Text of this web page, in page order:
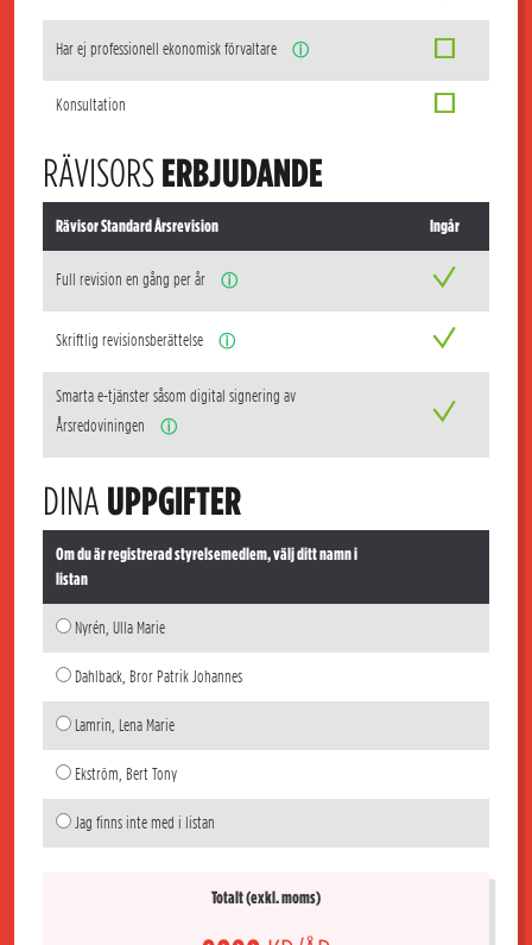
Har ej professionell ekonomisk förvaltare ⓘ
Konsultation
RÄVISORSERBJUDANDE
Rävisor Standard Årsrevision Ingår
Full revision en gång per år ⓘ
Skriftlig revisionsberättelse ⓘ
Smarta e-tjänster såsom digital signering av
Årsredoviningen
ⓘ
DINA UPPGIFTER
Om du är registrerad styrelsemedlem, välj ditt namn i
listan
Nyrén, Ulla Marie
Dahlback, Bror Patrik Johannes
Lamrin, Lena Marie
Ekström, Bert Tony
Jag finns inte med i listan
Totalt (exkl. moms)